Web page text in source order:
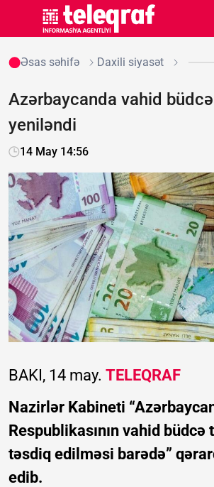
Əsas səhifə Daxili siyasət
Azərbaycanda vahid
yeniləndi
14 May 14:56
BAKI, 14 may. TELEQRAF
Nazirlər Kabineti
Respublikasının vahid büdcə
təsdiq edilməsi barədə”
edib.